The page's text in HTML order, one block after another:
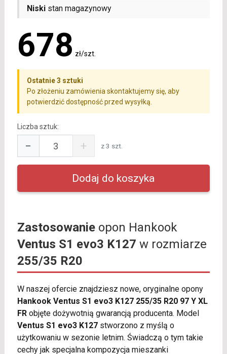
Niskistan magazynowy
678 zł/szt.
Ostatnie 3 sztuki
Po złożeniu zamówienia skontaktujemy się, aby
potwierdzić dostępność przed wysyłką.
Liczba sztuk:
− + z 3 szt.
Zastosowanieopon Hankook
Ventus S1 evo3 K127 w rozmiarze
255/35 R20
W naszej ofercie znajdziesz nowe, oryginalne opony
Hankook Ventus S1 evo3 K127 255/35 R20 97 Y XL
FRobjęte dożywotnią gwarancją producenta. Model
Ventus S1 evo3 K127stworzono z myślą o
użytkowaniu w sezonie letnim. Świadczą o tym takie
cechy jak specjalna kompozycja mieszanki